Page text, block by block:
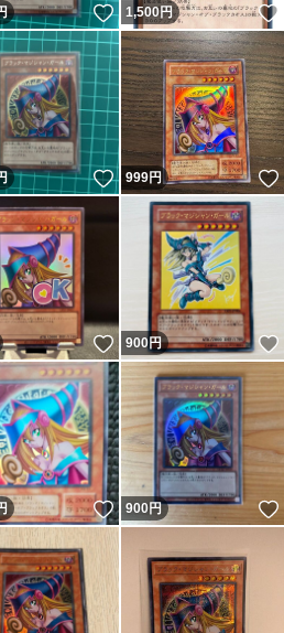
！ いいね！
1,500円
！ いいね！
999円
！ いいね！
900円
いいね！
900円